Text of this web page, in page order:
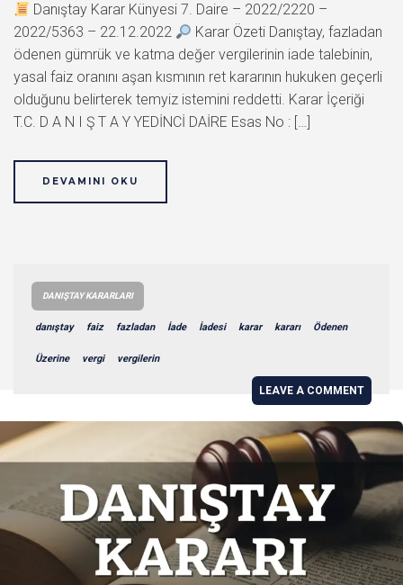
Danıştay Karar Künyesi 7. Daire – 2022/2220 –
2022/5363 – 22.12.2022
Karar Özeti Danıştay, fazladan
ödenen gümrük ve katma değer vergilerinin iade talebinin,
yasal faiz oranını aşan kısmının ret kararının hukuken geçerli
olduğunu belirterek temyiz istemini reddetti. Karar İçeriği
T.C. D A N I Ş T A Y YEDİNCİ DAİRE Esas No : […]
DEVAMINI OKU
DANIŞTAY KARARLARI
danıştay faiz fazladan İade İadesi karar kararı Ödenen
Üzerine vergi vergilerin
LEAVE A COMMENT